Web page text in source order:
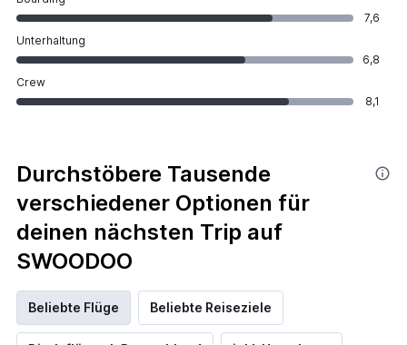
7,6
Unterhaltung
6,8
Crew
8,1
Durchstöbere Tausende
verschiedener Optionen für
deinen nächsten Trip auf
SWOODOO
Beliebte Flüge Beliebte Reiseziele